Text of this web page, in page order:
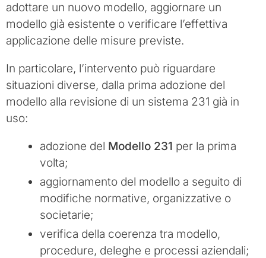
adottare un nuovo modello, aggiornare un
modello già esistente o verificare l’effettiva
applicazione delle misure previste.
In particolare, l’intervento può riguardare
situazioni diverse, dalla prima adozione del
modello alla revisione di un sistema 231 già in
uso:
adozione del Modello 231 per la prima
volta;
aggiornamento del modello a seguito di
modifiche normative, organizzative o
societarie;
verifica della coerenza tra modello,
procedure, deleghe e processi aziendali;